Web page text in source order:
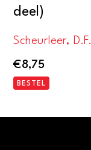
deel)
Scheurleer, D.F.
€8,75
BESTEL